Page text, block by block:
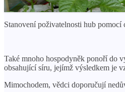
Stanovení poživatelnosti hub
Také mnoho hospodyněk ponoří do
obsahující síru, jejímž výsledkem je
Mimochodem, vědci doporučují